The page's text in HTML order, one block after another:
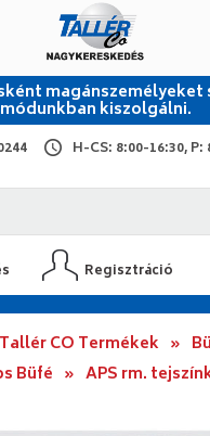
magánszemélyeket
módunkban kiszolgálni.
H-CS: 8:00-16:30, P:
Regisztráció
Tallér CO Termékek »
Büfé » APS rm.